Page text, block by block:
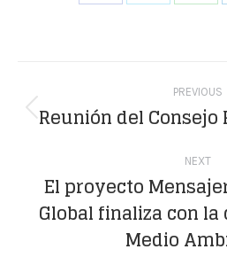
navigationPREVIOUS
Reunión del Consejo
NEXT
El proyecto
Global finaliza con
Medio